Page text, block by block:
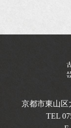
京都市東山区
TEL